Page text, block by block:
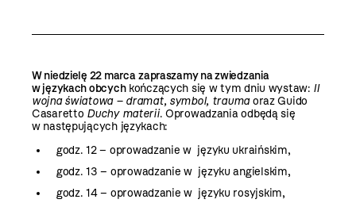
W niedzielę 22 marca zapraszamy na zwiedzania
w językach obcychkończących się w tym dniu wystaw: II
wojna światowa – dramat, symbol, traumaoraz Guido
Casaretto Duchy materii. Oprowadzania odbędą się
w następujących językach:
godz. 12 – oprowadzanie w języku ukraińskim,
godz. 13 – oprowadzanie w języku angielskim,
godz. 14 – oprowadzanie w języku rosyjskim,